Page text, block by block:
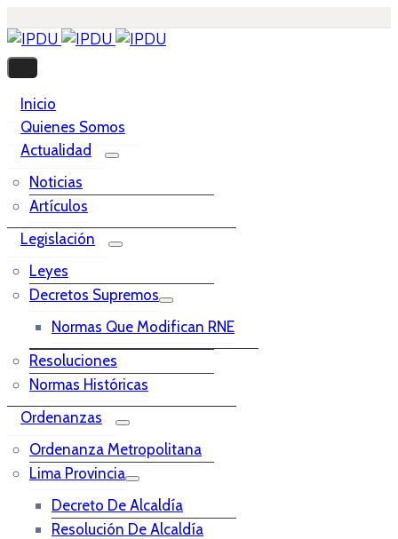
Inicio
Quienes Somos
Actualidad
Noticias
Artículos
Legislación
Leyes
Decretos Supremos
Normas Que Modifican RNE
Resoluciones
Normas Históricas
Ordenanzas
Ordenanza Metropolitana
Lima Provincia
Decreto De Alcaldía
Resolución De Alcaldía